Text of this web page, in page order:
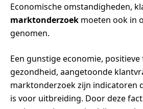
Economische omstandigheden,
marktonderzoek moeten ook in
genomen.
Een gunstige economie, positieve
gezondheid, aangetoonde
marktonderzoek zijn indicatoren
is voor uitbreiding. Door deze